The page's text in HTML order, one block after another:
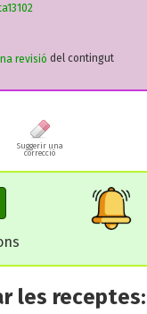
revisió del contingut
Suggerir una
correcció
les receptes: